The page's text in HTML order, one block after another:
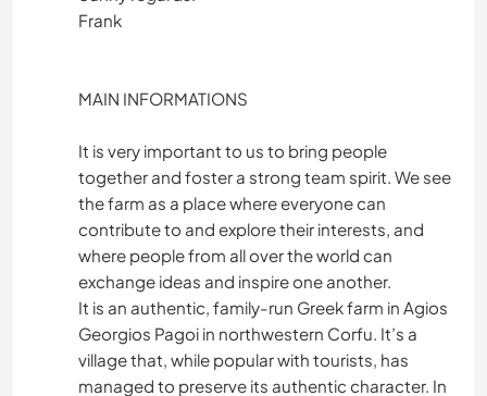
Frank
MAIN INFORMATIONS
It is very important to us to bring people
together and foster a strong team spirit. We see
the farm as a place where everyone can
contribute to and explore their interests, and
where people from all over the world can
exchange ideas and inspire one another.
It is an authentic, family-run Greek farm in Agios
Georgios Pagoi in northwestern Corfu. It’s a
village that, while popular with tourists, has
managed to preserve its authentic character. In